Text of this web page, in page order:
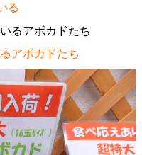
る
アボカドたち